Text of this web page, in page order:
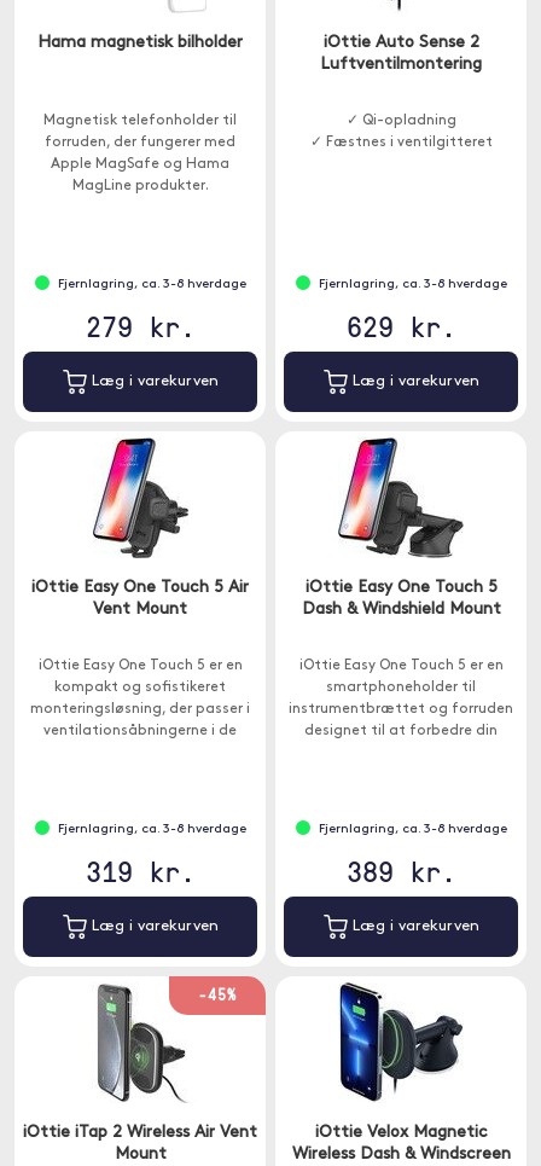
Hama magnetisk bilholder
Magnetisk telefonholder til
forruden, der fungerer med
Apple MagSafe og Hama
MagLine produkter.
Fjernlagring, ca. 3-8 hverdage
279 kr.
Læg i varekurven
iOttie Auto Sense 2
Luftventilmontering
✓ Qi-opladning
✓ Fæstnes i ventilgitteret
Fjernlagring, ca. 3-8 hverdage
629 kr.
Læg i varekurven
iOttie Easy One Touch 5 Air
Vent Mount
iOttie Easy One Touch 5 er en
kompakt og sofistikeret
monteringsløsning, der passer i
ventilationsåbningerne i de
Fjernlagring, ca. 3-8 hverdage
319 kr.
Læg i varekurven
iOttie Easy One Touch 5
Dash & Windshield Mount
iOttie Easy One Touch 5 er en
smartphoneholder til
instrumentbrættet og forruden
designet til at forbedre din
Fjernlagring, ca. 3-8 hverdage
389 kr.
Læg i varekurven
-45%
iOttie iTap 2 Wireless Air Vent
Mount
iOttie Velox Magnetic
Wireless Dash & Windscreen